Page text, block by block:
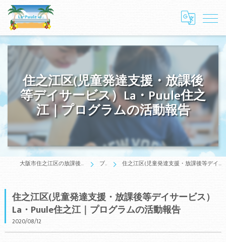
住之江区(児童発達支援・放課後
等デイサービス）La・Puule住之
江｜プログラムの活動報告
大阪市住之江区の放課後等デイサービスはLa・Puule 住之江 ブログ 住之江区(児童発達支援・放課後等デイサービス）La・Puule住之江｜プログラムの活動報告
住之江区(児童発達支援・放課後等デイサービス）
La・Puule住之江｜プログラムの活動報告
2020/08/12